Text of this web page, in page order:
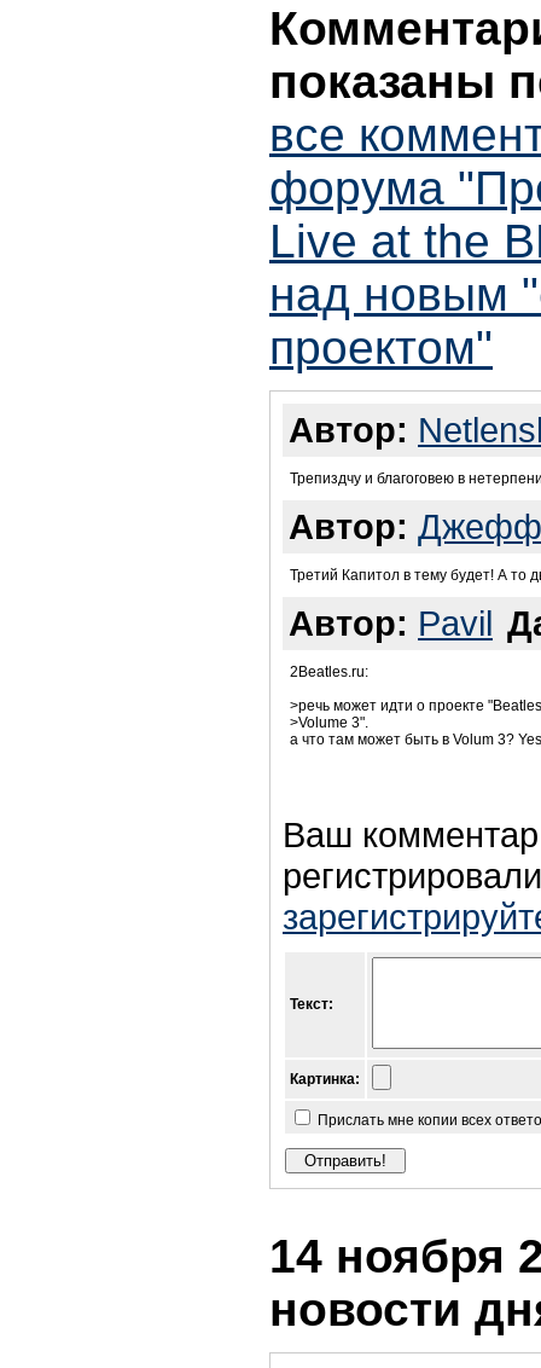
показаны
все
форума
Live at the
над новым
проектом"
Автор:
Трепиздчу и благоговею в
Автор: Джефф
Третий Капитол в тему будет! А то
Автор: Pavil
2Beatles.ru:
>речь может идти о проекте
>Volume 3".
а что там может быть в Volum 3?
Ваш
Текст:
Картинка:
Прислать мне копии всех
14 ноября
новости